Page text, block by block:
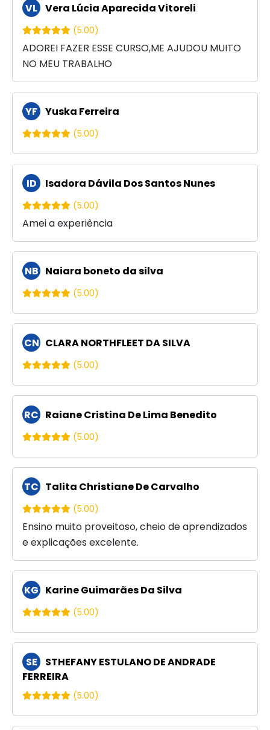
VL Vera Lúcia Aparecida Vitoreli
(5.00)
ADOREI FAZER ESSE CURSO,ME AJUDOU MUITO
NO MEU TRABALHO
YF Yuska Ferreira
(5.00)
ID Isadora Dávila Dos Santos Nunes
(5.00)
Amei a experiência
NB Naiara boneto da silva
(5.00)
CN CLARA NORTHFLEET DA SILVA
(5.00)
RC Raiane Cristina De Lima Benedito
(5.00)
TC Talita Christiane De Carvalho
(5.00)
Ensino muito proveitoso, cheio de aprendizados
e explicações excelente.
KG Karine Guimarães Da Silva
(5.00)
SE
STHEFANY ESTULANO DE ANDRADE
FERREIRA
(5.00)